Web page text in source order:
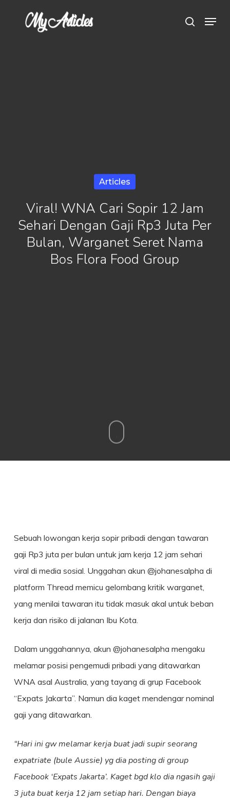
search
Menu
Articles
Viral! WNA Cari Sopir 12 Jam
Sehari Dengan Gaji Rp3 Juta Per
Bulan, Warganet Seret Nama
Bos Flora Food Group
Sebuah lowongan kerja sopir pribadi dengan tawaran
gaji Rp3 juta per bulan untuk jam kerja 12 jam sehari
viral di media sosial. Unggahan akun @johanesalpha di
platform Thread memicu gelombang kritik warganet,
yang menilai tawaran itu tidak masuk akal untuk beban
kerja dan risiko di jalanan Ibu Kota.
Dalam unggahannya, akun @johanesalpha mengaku
melamar posisi pengemudi pribadi yang ditawarkan
WNA asal Australia, yang tayang di grup Facebook
“Expats Jakarta”. Namun dia kaget mendengar nominal
gaji yang ditawarkan.
“Hari ini gw melamar kerja buat jadi supir seorang
expatriate (bule Aussie) yg dia posting di group
Facebook ‘Expats Jakarta’. Kaget bgd klo dia ngasih gaji
3 juta buat kerja 12 jam setiap hari. Dengan biaya